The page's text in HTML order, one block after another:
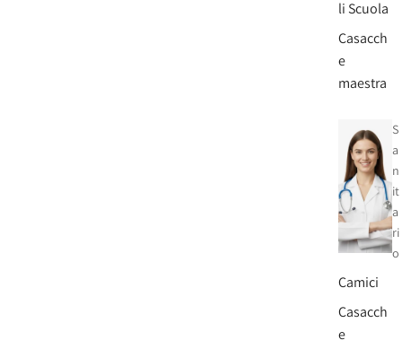
li Scuola
Casacch
e
maestra
S
a
n
it
a
ri
o
Camici
Casacch
e